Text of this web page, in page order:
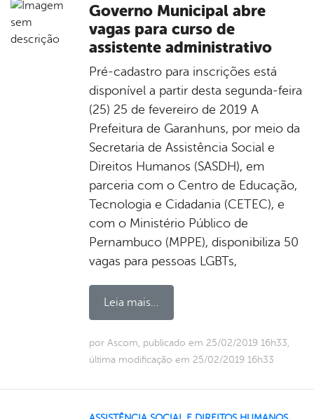
Governo Municipal abre
vagas para curso de
assistente administrativo
Pré-cadastro para inscrições está
disponível a partir desta segunda-feira
(25) 25 de fevereiro de 2019 A
Prefeitura de Garanhuns, por meio da
Secretaria de Assistência Social e
Direitos Humanos (SASDH), em
parceria com o Centro de Educação,
Tecnologia e Cidadania (CETEC), e
com o Ministério Público de
Pernambuco (MPPE), disponibiliza 50
vagas para pessoas LGBTs,
Leia mais...
por Ascom, publicado em 25/02/2019 16h33,
última modificação em 25/02/2019 16h33